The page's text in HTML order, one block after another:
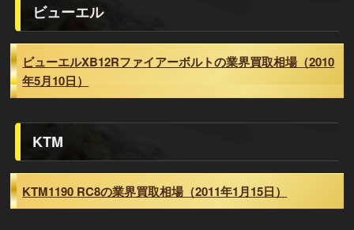
ビューエル
ビューエルXB12Rファイアーボルトの業界買取相場（2010
年5月10日）
KTM
KTM1190 RC8の業界買取相場（2011年1月15日）